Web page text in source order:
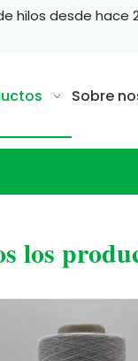
hilos desde hace
Sobre
los